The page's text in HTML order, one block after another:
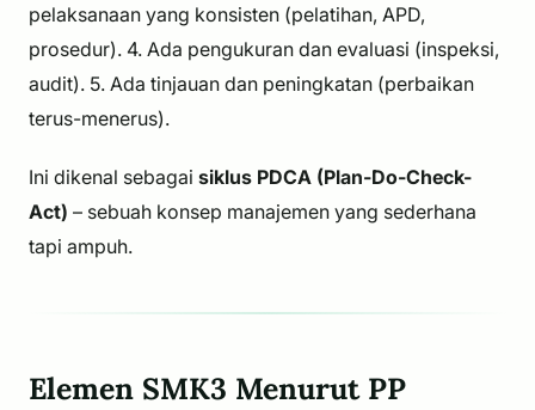
pelaksanaan yang konsisten (pelatihan, APD,
prosedur). 4. Ada pengukuran dan evaluasi (inspeksi,
audit). 5. Ada tinjauan dan peningkatan (perbaikan
terus-menerus).
Ini dikenal sebagai siklus PDCA (Plan-Do-Check-
Act) – sebuah konsep manajemen yang sederhana
tapi ampuh.
Elemen SMK3 Menurut PP